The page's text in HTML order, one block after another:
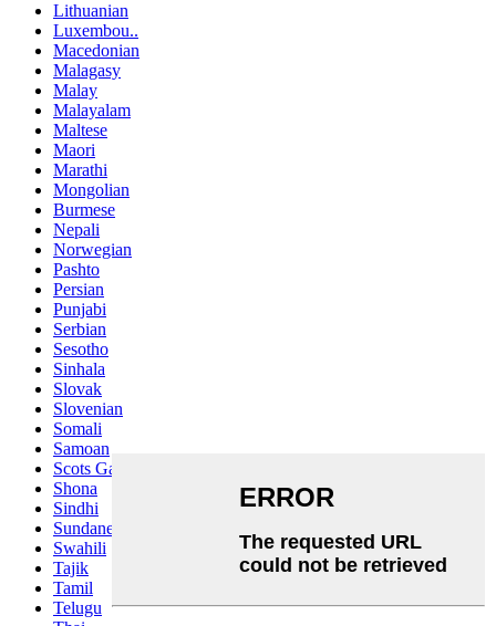
Lithuanian
Luxembou..
Macedonian
Malagasy
Malay
Malayalam
Maltese
Maori
Marathi
Mongolian
Burmese
Nepali
Norwegian
Pashto
Persian
Punjabi
Serbian
Sesotho
Sinhala
Slovak
Slovenian
Somali
Samoan
Scots Gaelic
Shona
Sindhi
Sundanese
Swahili
Tajik
Tamil
Telugu